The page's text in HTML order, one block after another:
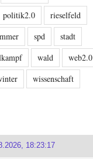
politik2.0
rieselfeld
spd
stadt
wald
web2.0
wissenschaft
18:23:17